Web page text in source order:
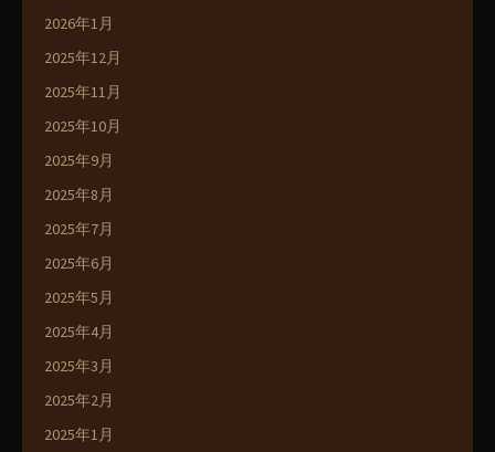
2026年1月
2025年12月
2025年11月
2025年10月
2025年9月
2025年8月
2025年7月
2025年6月
2025年5月
2025年4月
2025年3月
2025年2月
2025年1月